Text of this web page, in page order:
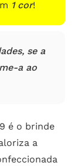
1 cor!
se a
a ao
é o brinde
a